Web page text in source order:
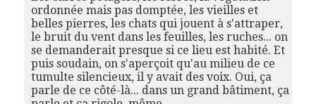
ordonnée mais pas domptée, les vieilles et
belles pierres, les chats qui jouent à s'attraper,
le bruit du vent dans les feuilles, les ruches... on
se demanderait presque si ce lieu est habité. Et
puis soudain, on s'aperçoit qu'au milieu de ce
tumulte silencieux, il y avait des voix. Oui, ça
parle de ce côté-là... dans un grand bâtiment, ça